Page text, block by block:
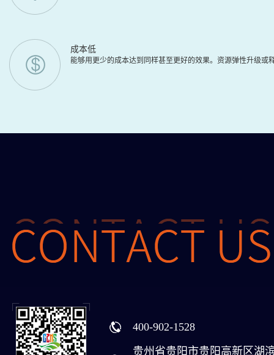
成本低
能够用更少的成本达到同样甚至更好的效果。资源弹性升级或
400-902-1528
贵州省贵阳市贵阳高新区湖